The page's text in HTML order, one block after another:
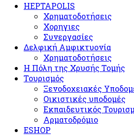
HEPTAPOLIS
Χρηματοδοτήσεις
Χορηγιες
Συνεργασίες
Δελφική Αμφικτυονία
Χρηματοδοτήσεις
Η Πόλη της Χρυσής Τομής
Τουρισμός
Ξενοδοχειακές
Oικιστικές υποδομές
Εκπαιδευτικός
Αρματοδρόμιο
ESHOP